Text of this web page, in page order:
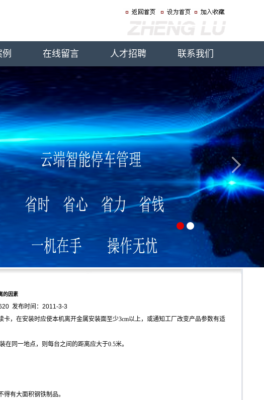
在线留言 人才招聘 联系我们
的因素
发布时间：2011-3-3
，在安装时应使本机离开金属安装面至少3cm以上，或通知工厂改变产品参数有适
在同一地点，则每台之间的距离应大于0.5米。
有大面积钢铁制品。